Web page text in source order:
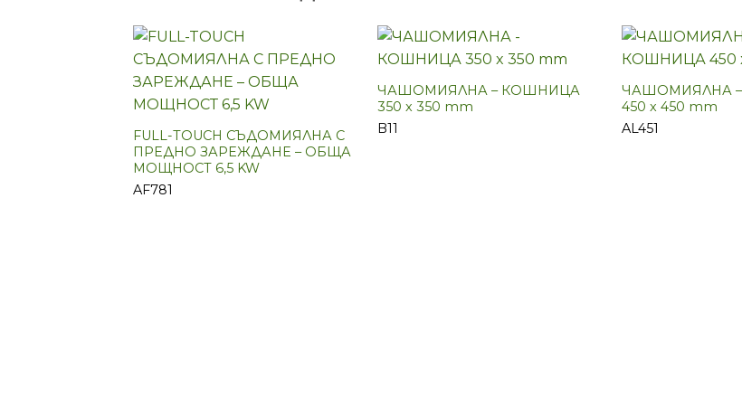
FULL-TOUCH СЪДОМИЯЛНА С
ПРЕДНО ЗАРЕЖДАНЕ – ОБЩА
МОЩНОСТ 6,5 KW
AF781
ЧАШОМИЯЛНА – КОШНИЦА
350 x 350 mm
B11
ЧАШОМИЯЛНА
450 x 450 mm
AL451